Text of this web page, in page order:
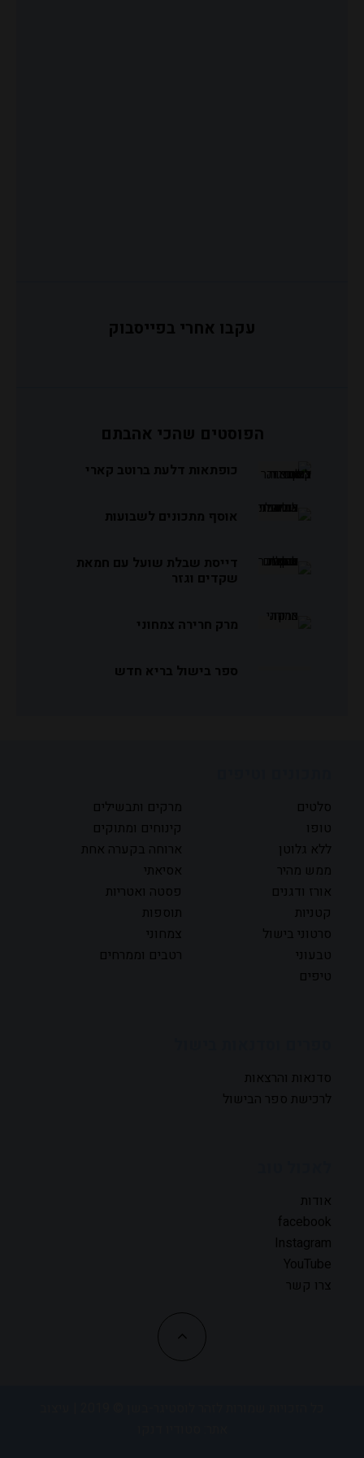
עקבו אחרי בפייסבוק
הפוסטים שהכי אהבתם
כופתאות דלעת ברוטב קארי
אוסף מתכונים לשבועות
דייסת שבלת שועל עם חמאת
שקדים וגזר
מרק חרירה צמחוני
ספר בישול בריא חדש
סלטים
מרקים ותבשילים
טופו
קינוחים ומתוקים
ללא גלוטן
ארוחה בקערה אחת
ממש מהיר
אסיאתי
אורז ודגנים
פסטה ואטריות
קטניות
תוספות
סרטוני בישול
צמחוני
טבעוני
רטבים וממרחים
טיפים
סדנאות והרצאות
לרכישת ספר הבישול
אודות
facebook
Instagram
YouTube
צרו קשר